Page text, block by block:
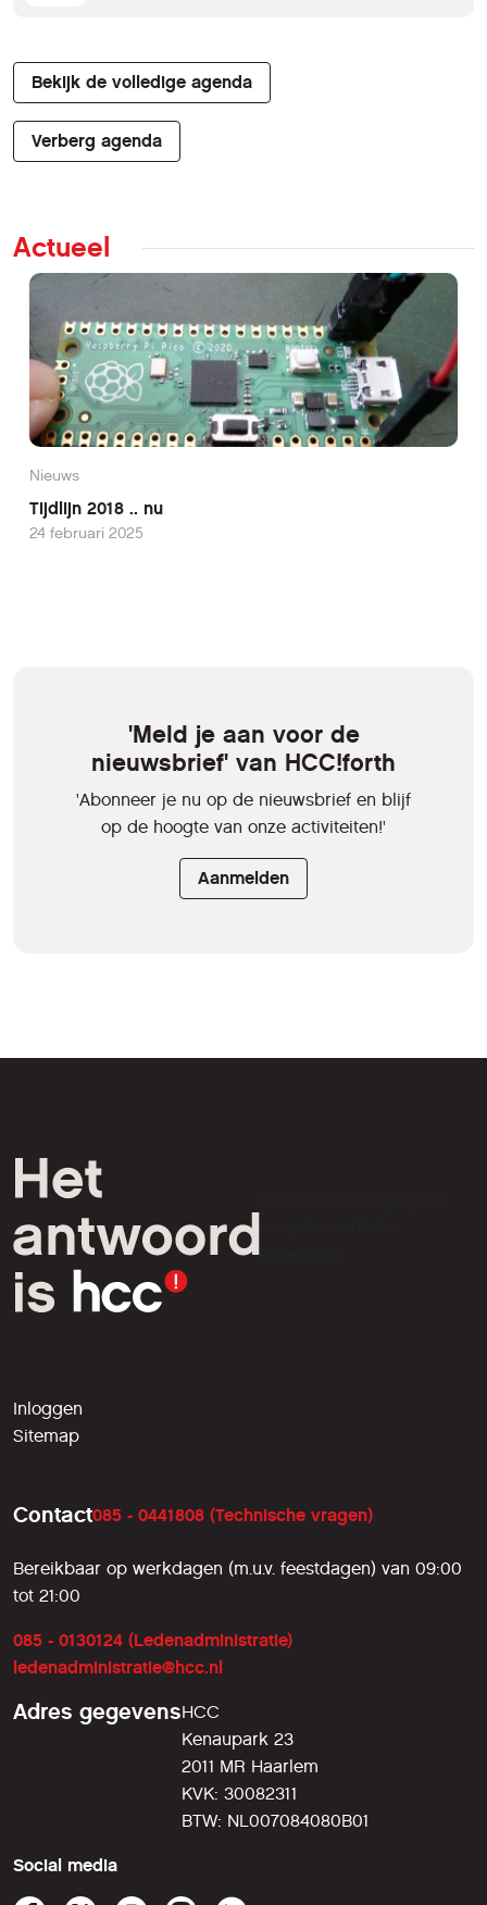
Bekijk de volledige agenda
Verberg agenda
Actueel
Nieuws
Tijdlijn 2018 .. nu
24 februari 2025
'Meld je aan voor de
nieuwsbrief' van HCC!forth
'Abonneer je nu op de nieuwsbrief en blijf
op de hoogte van onze activiteiten!'
Aanmelden
liefhebbers.
Inloggen
Sitemap
Contact085 - 0441808 (Technische vragen)
Bereikbaar op werkdagen (m.u.v. feestdagen) van 09:00
tot 21:00
085 - 0130124 (Ledenadministratie)
ledenadministratie@hcc.nl
Adres gegevensHCC
Kenaupark 23
2011 MR Haarlem
KVK: 30082311
BTW: NL007084080B01
Social media